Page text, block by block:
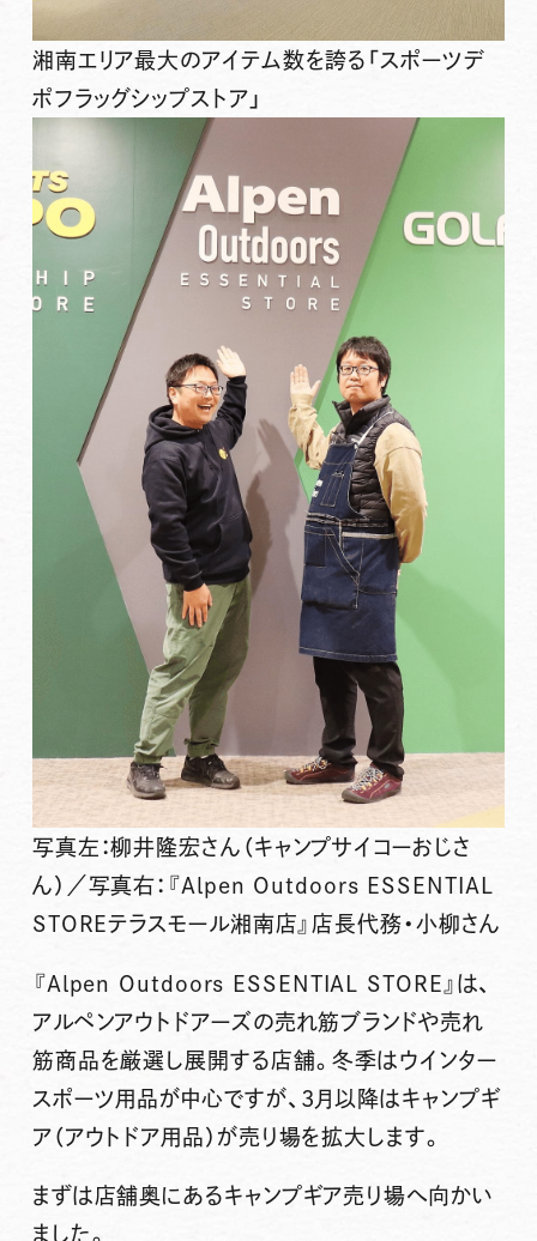
湘南エリア最大のアイテム数を誇る「スポーツデ
ポフラッグシップストア」
写真左：柳井隆宏さん（キャンプサイコーおじさ
ん）／写真右：『Alpen Outdoors ESSENTIAL
STOREテラスモール湘南店』店長代務・小柳さん
『Alpen Outdoors ESSENTIAL STORE』は、
アルペンアウトドアーズの売れ筋ブランドや売れ
筋商品を厳選し展開する店舗。冬季はウインター
スポーツ用品が中心ですが、3月以降はキャンプギ
ア（アウトドア用品）が売り場を拡大します。
まずは店舗奥にあるキャンプギア売り場へ向かい
ました。